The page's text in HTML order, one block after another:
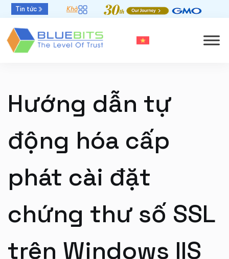
Tin tức Khởi đầu mới - Thời hạn chứng thư số 47 ngày
Hướng dẫn tự
động hóa cấp
phát cài đặt
chứng thư số SSL
trên Windows IIS